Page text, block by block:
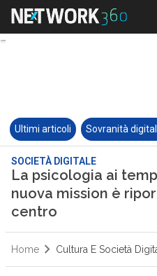
Ultimi articoli Sovranità
SOCIETÀ DIGITALE
La psicologia ai
nuova mission è
centro
Home Cultura E Società